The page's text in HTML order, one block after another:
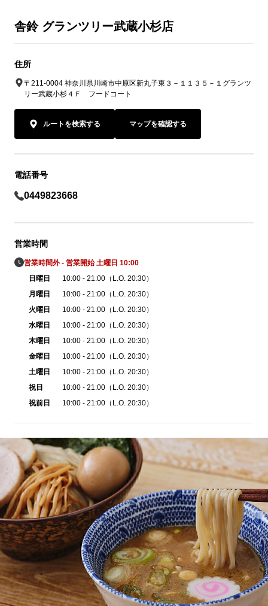
舎鈴 グランツリー武蔵小杉店
住所
〒211-0004 神奈川県川崎市中原区新丸子東３－１１３５－１グランツ
リー武蔵小杉４Ｆ フードコート
ルートを検索する マップを確認する
電話番号
0449823668
営業時間
営業時間外 - 営業開始 土曜日 10:00
日曜日
10:00 - 21:00（L.O. 20:30）
月曜日
10:00 - 21:00（L.O. 20:30）
火曜日
10:00 - 21:00（L.O. 20:30）
水曜日
10:00 - 21:00（L.O. 20:30）
木曜日
10:00 - 21:00（L.O. 20:30）
金曜日
10:00 - 21:00（L.O. 20:30）
土曜日
10:00 - 21:00（L.O. 20:30）
祝日
10:00 - 21:00（L.O. 20:30）
祝前日
10:00 - 21:00（L.O. 20:30）